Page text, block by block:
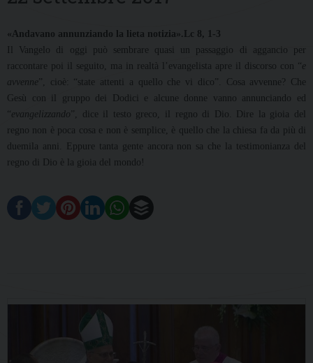
«Andavano annunziando la lieta notizia».Lc 8, 1-3
Il Vangelo di oggi può sembrare quasi un passaggio di aggancio per
raccontare poi il seguito, ma in realtà l’evangelista apre il discorso con “e
avvenne”, cioè: “state attenti a quello che vi dico”. Cosa avvenne? Che
Gesù con il gruppo dei Dodici e alcune donne vanno annunciando ed
“evangelizzando”, dice il testo greco, il regno di Dio. Dire la gioia del
regno non è poca cosa e non è semplice, è quello che la chiesa fa da più di
duemila anni. Eppure tanta gente ancora non sa che la testimonianza del
regno di Dio è la gioia del mondo!